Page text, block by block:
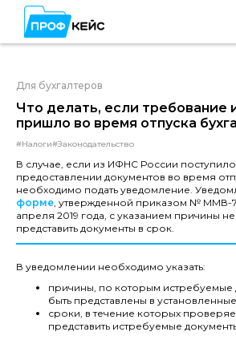
Для бухгалтеров
Что делать, если
пришло во время отпуска
#Налоги#Законодательство
В случае, если из ИФНС России
предоставлении документов во время
необходимо подать уведомление.
форме, утвержденной приказом № ММВ-
апреля 2019 года, с указанием причины
представить документы в срок.
В уведомлении необходимо указать:
причины, по которым истребуемые
быть представлены в
сроки, в течение которых
представить истребуемые